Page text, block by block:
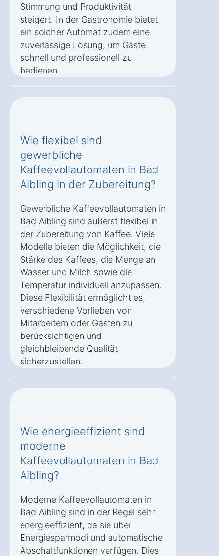
Stimmung und Produktivität
steigert. In der Gastronomie bietet
ein solcher Automat zudem eine
zuverlässige Lösung, um Gäste
schnell und professionell zu
bedienen.
Wie flexibel sind
gewerbliche
Kaffeevollautomaten in Bad
Aibling in der Zubereitung?
Gewerbliche Kaffeevollautomaten in
Bad Aibling sind äußerst flexibel in
der Zubereitung von Kaffee. Viele
Modelle bieten die Möglichkeit, die
Stärke des Kaffees, die Menge an
Wasser und Milch sowie die
Temperatur individuell anzupassen.
Diese Flexibilität ermöglicht es,
verschiedene Vorlieben von
Mitarbeitern oder Gästen zu
berücksichtigen und
gleichbleibende Qualität
sicherzustellen.
Wie energieeffizient sind
moderne
Kaffeevollautomaten in Bad
Aibling?
Moderne Kaffeevollautomaten in
Bad Aibling sind in der Regel sehr
energieeffizient, da sie über
Energiesparmodi und automatische
Abschaltfunktionen verfügen. Dies